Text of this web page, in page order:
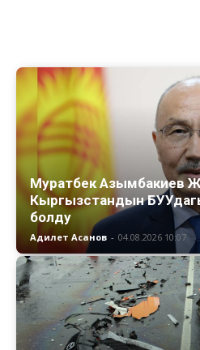
Муратбек Азымбакиев
Кыргызстандын БУУдагы
болду
Адилет Асанов - 04.08.2026 10:07